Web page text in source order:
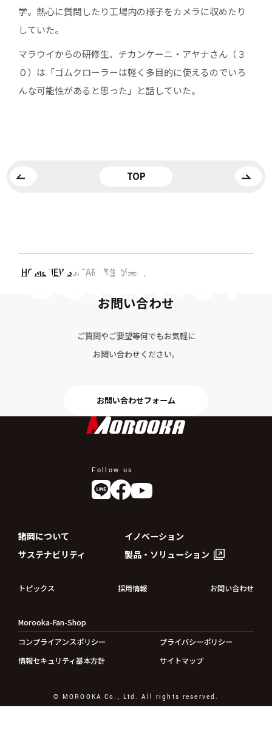
学。熱心に質問したり工場内の様子をカメラに収めたり
していた。
マラウイからの研修生、チカンケーニ・アヤナさん（３
０）は「ゴムクローラーは軽く多目的に使えるのでいろ
んな可能性があると思った」と話していた。
TOP
HOMENEWSJICA研修生が来社
お問い合わせ
ご質問やご要望等何でもお気軽に
お問い合わせください。
お問い合わせフォーム
Follow us
諸岡について
イノベーション
サステナビリティ
製品・ソリューション
トピックス 採用情報 お問い合わせ
Morooka-Fan-Shop
コンプライアンスポリシー
プライバシーポリシー
情報セキュリティ基本方針
サイトマップ
© MOROOKA Co., Ltd. All rights reserved.